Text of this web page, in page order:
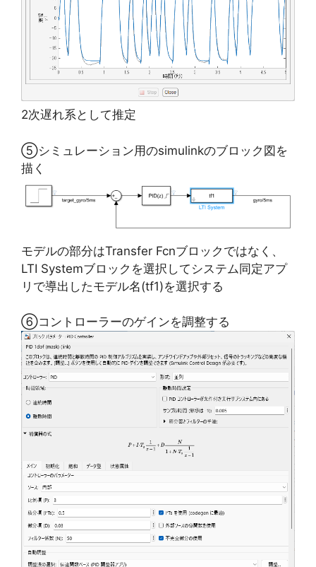
2次遅れ系として推定
⑤シミュレーション用のsimulinkのブロック図を
描く
モデルの部分はTransfer Fcnブロックではなく、
LTI Systemブロックを選択してシステム同定アプ
リで導出したモデル名(tf1)を選択する
⑥コントローラーのゲインを調整する